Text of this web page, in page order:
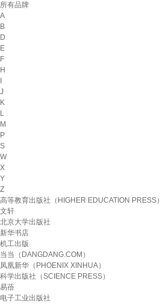
所有品牌
A
B
D
E
F
H
J
K
L
M
P
S
W
X
Y
Z
高等教育出版社（HIGHER EDUCATION PRESS）
文轩
北京大学出版社
新华书店
机工出版
当当（DANGDANG.COM）
凤凰新华（PHOENIX XINHUA）
科学出版社（SCIENCE PRESS）
易蓓
电子工业出版社